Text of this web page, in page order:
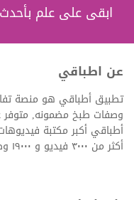
ابقى على علم
عن اطباقي
تطبيق أطباقي هو منصة
وصفات طبخ مضمونه, متوفر
أطباقي أكبر مكتبة
أكثر من ٣٠٠٠ فيديو و ١٩٠٠٠ وصفة عالية الجودة